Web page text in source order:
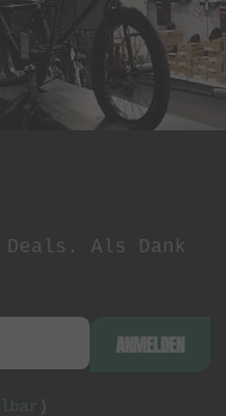
Als Dank
ANMELDEN
)